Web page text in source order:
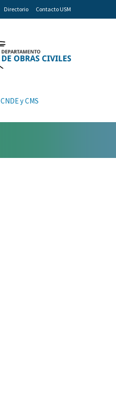
Directorio Contacto USM
CNDE y CMS